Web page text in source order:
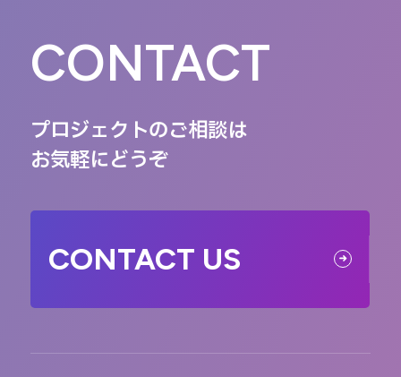
CONTACT
プロジェクトのご相談は
お気軽にどうぞ
CONTACT US